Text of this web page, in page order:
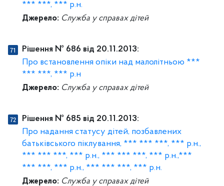
*** ***, *** р.н.
Джерело: Служба у справах дітей
Рішення № 686 від 20.11.2013:
Про встановлення опіки над малолітньою ***
*** ***, *** р.н
Джерело: Служба у справах дітей
Рішення № 685 від 20.11.2013:
Про надання статусу дітей, позбавлених
батьківського піклування, *** *** ***, *** р.н.,
*** *** ***, *** р.н., *** *** ***, *** р.н.,***
*** ***, *** р.н., *** *** ***, *** р.н.
Джерело: Служба у справах дітей